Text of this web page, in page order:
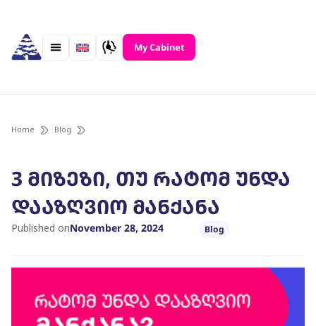
content
My Cabinet
Home Blog
3 მიზეზი, თუ რატომ უნდა
დააზღვიო მანქანა
Published onNovember 28, 2024 Blog